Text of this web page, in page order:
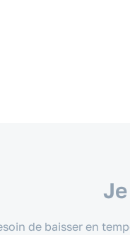
de baisser en